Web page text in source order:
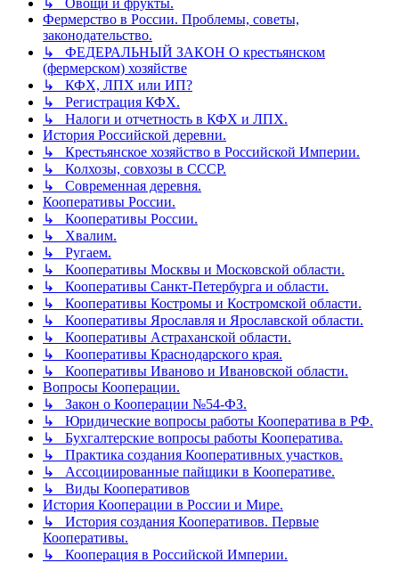
↳ Овощи и фрукты.
Фермерство в России. Проблемы, советы,
законодательство.
↳ ФЕДЕРАЛЬНЫЙ ЗАКОН О крестьянском
(фермерском) хозяйстве
↳ КФХ, ЛПХ или ИП?
↳ Регистрация КФХ.
↳ Налоги и отчетность в КФХ и ЛПХ.
История Российской деревни.
↳ Крестьянское хозяйство в Российской Империи.
↳ Колхозы, совхозы в СССР.
↳ Современная деревня.
Кооперативы России.
↳ Кооперативы России.
↳ Хвалим.
↳ Ругаем.
↳ Кооперативы Москвы и Московской области.
↳ Кооперативы Санкт-Петербурга и области.
↳ Кооперативы Костромы и Костромской области.
↳ Кооперативы Ярославля и Ярославской области.
↳ Кооперативы Астраханской области.
↳ Кооперативы Краснодарского края.
↳ Кооперативы Иваново и Ивановской области.
Вопросы Кооперации.
↳ Закон о Кооперации №54-ФЗ.
↳ Юридические вопросы работы Кооператива в РФ.
↳ Бухгалтерские вопросы работы Кооператива.
↳ Практика создания Кооперативных участков.
↳ Ассоциированные пайщики в Кооперативе.
↳ Виды Кооперативов
История Кооперации в России и Мире.
↳ История создания Кооперативов. Первые
Кооперативы.
↳ Кооперация в Российской Империи.